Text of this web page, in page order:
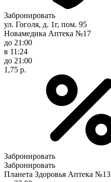
Забронировать
ул. Гоголя, д. 1г, пом. 95
Новамедика Аптека №17
до 21:00
в 11:24
до 21:00
1,75 р.
Забронировать
Забронировать
Планета Здоровья Аптека №13